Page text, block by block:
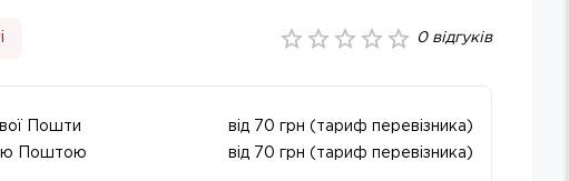
0відгуків
Пошти
від 70 грн (тариф перевізника)
Поштою
від 70 грн (тариф перевізника)